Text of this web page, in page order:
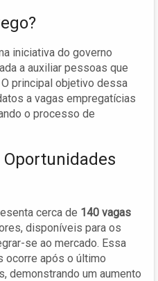
iniciativa do governo
a auxiliar pessoas que
principal objetivo dessa
a vagas empregatícias
o processo de
Oportunidades
cerca de 140 vagas
disponíveis para os
se ao mercado. Essa
ocorre após o último
demonstrando um aumento